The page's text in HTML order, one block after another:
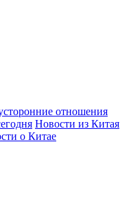
отношения
Новости из Китая
о Китае